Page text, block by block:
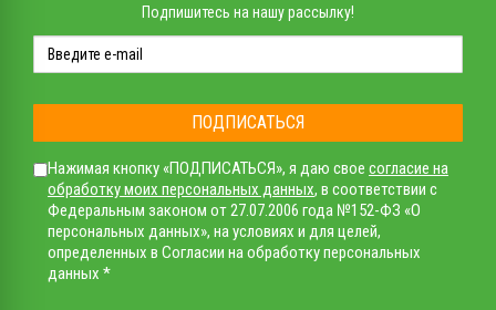
Подпишитесь на нашу рассылку!
ПОДПИСАТЬСЯ
Нажимая кнопку «ПОДПИСАТЬСЯ», я даю свое согласие на
обработку моих персональных данных, в соответствии с
Федеральным законом от 27.07.2006 года №152-ФЗ «О
персональных данных», на условиях и для целей,
определенных в Согласии на обработку персональных
данных *